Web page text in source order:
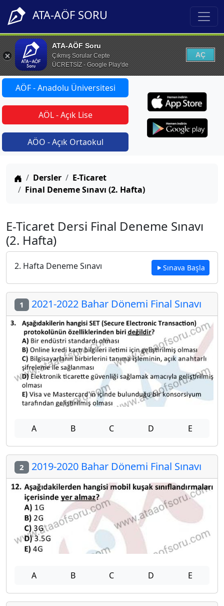
ATA-AÖF SORU
ATA-AÖF Soru
Çıkmış Sorular Cepte
ÜCRETSİZ - Google Play'de
AÇ
AÖF - Anadolu Üniversitesi
AÖL - Açık Lise
AÖO - Açık Ortaokul
Anasayfa
Dersler
E-Ticaret
Final Deneme Sınavı (2. Hafta)
E-Ticaret Dersi Final Deneme Sınavı
(2. Hafta)
2. Hafta Deneme Sınavı Sınava Başla
1 2021-2022 Bahar Dönemi Final Sınavı
A B C D E
2 2019-2020 Bahar Dönemi Final Sınavı
A B C D E